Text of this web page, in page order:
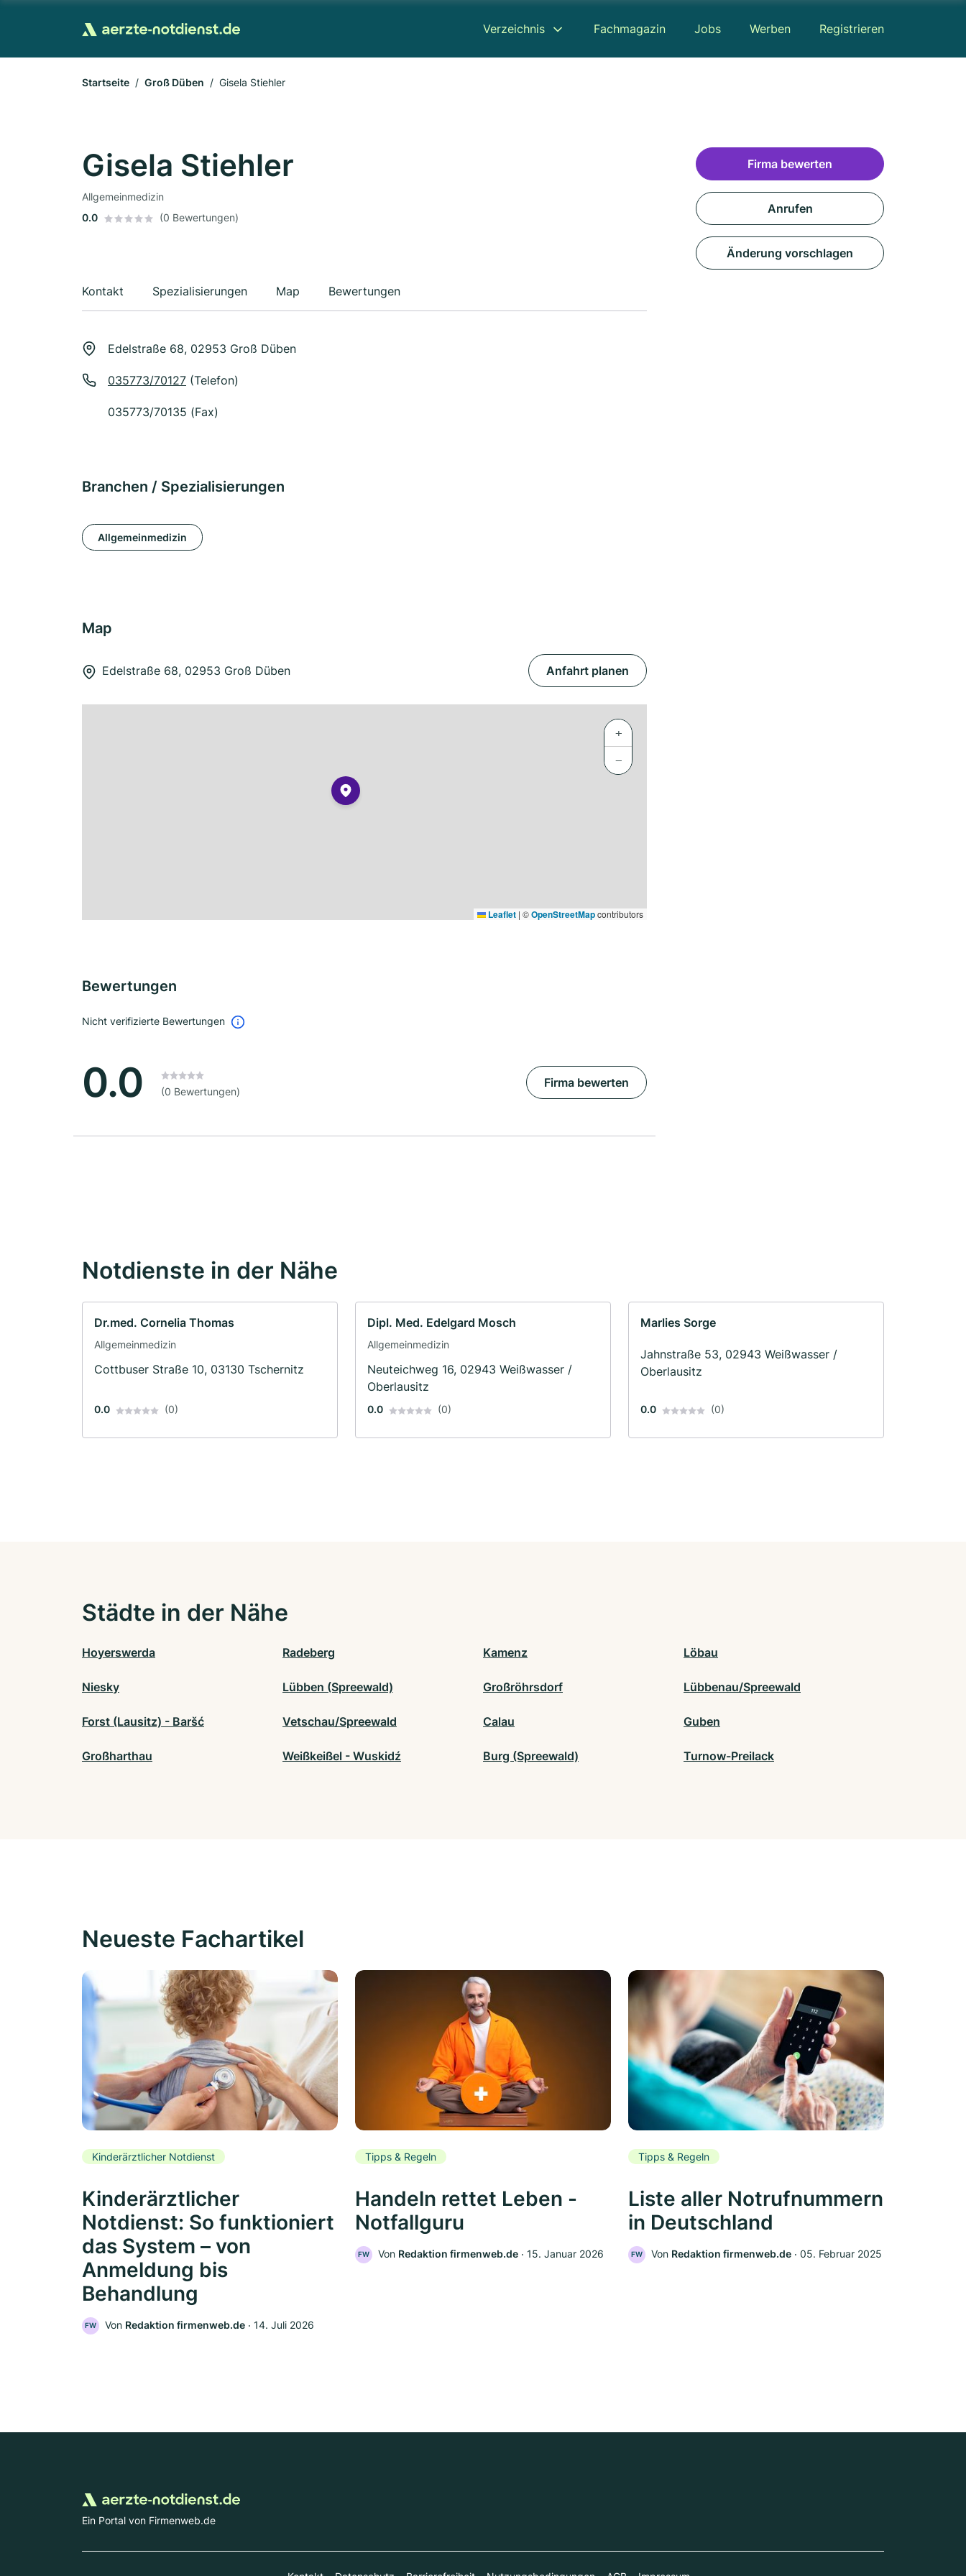
Verzeichnis Fachmagazin Jobs Werben Registrieren
Startseite Groß Düben Gisela Stiehler
Gisela Stiehler
Allgemeinmedizin
0.0
(0 Bewertungen)
Kontakt Spezialisierungen Map Bewertungen
Edelstraße 68, 02953 Groß Düben
035773/70127 (Telefon)
035773/70135 (Fax)
Branchen / Spezialisierungen
Allgemeinmedizin
Map
Edelstraße 68, 02953 Groß Düben Anfahrt planen
+
−
Leaflet | ©OpenStreetMapcontributors
Bewertungen
Nicht verifizierte Bewertungen
0.0 (0 Bewertungen)
Firma bewerten
Firma bewerten
Anrufen
Änderung vorschlagen
Notdienste in der Nähe
Dr.med. Cornelia Thomas
Allgemeinmedizin
Cottbuser Straße 10, 03130 Tschernitz
0.0 (0)
Dipl. Med. Edelgard Mosch
Allgemeinmedizin
Neuteichweg 16, 02943 Weißwasser /
Oberlausitz
0.0 (0)
Marlies Sorge
Jahnstraße 53, 02943 Weißwasser /
Oberlausitz
0.0 (0)
Städte in der Nähe
Hoyerswerda Radeberg Kamenz Löbau
Niesky Lübben (Spreewald) Großröhrsdorf Lübbenau/Spreewald
Forst (Lausitz) - Baršć Vetschau/Spreewald Calau Guben
Großharthau Weißkeißel - Wuskidź Burg (Spreewald) Turnow-Preilack
Neueste Fachartikel
Kinderärztlicher Notdienst
Kinderärztlicher
Notdienst: So funktioniert
das System – von
Anmeldung bis
Behandlung
FW Von Redaktion firmenweb.de ‧ 14. Juli 2026
Tipps & Regeln
Handeln rettet Leben -
Notfallguru
FW Von Redaktion firmenweb.de ‧ 15. Januar 2026
Tipps & Regeln
Liste aller Notrufnummern
in Deutschland
FW Von Redaktion firmenweb.de ‧ 05. Februar 2025
Ein Portal von Firmenweb.de